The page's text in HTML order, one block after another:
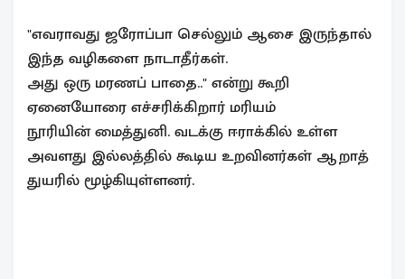
"எவராவது ஜரோப்பா செல்லும் ஆசை இருந்தால்
இந்த வழிகளை நாடாதீர்கள்.
அது ஒரு மரணப் பாதை.." என்று கூறி
ஏனையோரை எச்சரிக்கிறார் மரியம்
நூரியின் மைத்துனி. வடக்கு ஈராக்கில் உள்ள
அவளது இல்லத்தில் கூடிய உறவினர்கள் ஆறாத்
துயரில் மூழ்கியுள்ளனர்.